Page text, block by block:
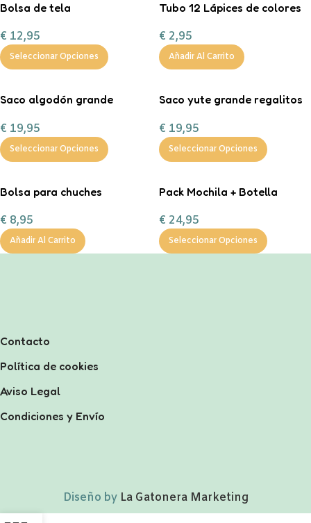
Bolsa de tela
€ 12,95
Seleccionar Opciones
Tubo 12 Lápices de colores
€ 2,95
Añadir Al Carrito
Saco algodón grande
Magos”
€ 19,95
Seleccionar Opciones
Saco yute grande regalitos
€ 19,95
Seleccionar Opciones
Bolsa para chuches
€ 8,95
Añadir Al Carrito
Pack Mochila + Botella
€ 24,95
Seleccionar Opciones
Contacto
Política de cookies
Aviso Legal
Condiciones y Envío
Diseño by La Gatonera Marketing